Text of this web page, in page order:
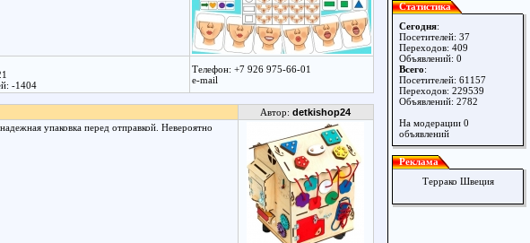
-1404
Телефон: +7 926 975-66-01
e-mail
Автор: detkishop24
упаковка перед отправкой. Невероятно
Статистика
Сегодня:
Посетителей: 37
Переходов: 409
Объявлений: 0
Всего:
Посетителей: 61157
Переходов: 229539
Объявлений: 2782
На модерации 0
объявлений
Реклама
Террако Швеция